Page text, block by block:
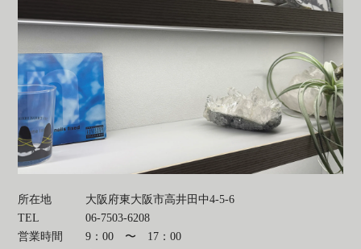
所在地
大阪府東大阪市高井田中4-5-6
TEL
06-7503-6208
営業時間
9：00 〜 17：00